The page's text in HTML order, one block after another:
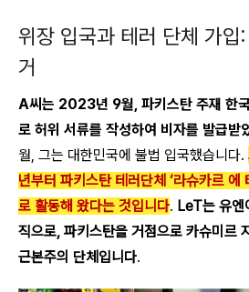
위장 입국과 테러 단체 가입
거
A씨는 2023년 9월, 파키스탄 주재 한
로 허위 서류를 작성하여 비자를 발급받
월, 그는 대한민국에 불법 입국했습니다.
년부터 파키스탄 테러단체 ‘라슈카르
로 활동해 왔다는 것입니다. LeT는 유엔
직으로, 파키스탄을 거점으로 카슈미르
근본주의 단체입니다.